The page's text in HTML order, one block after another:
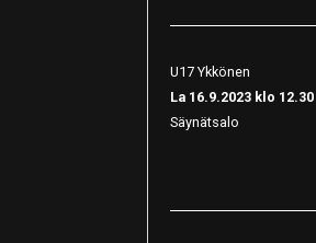
U17 Ykkönen
La 16.9.2023 klo 12.30
Säynätsalo